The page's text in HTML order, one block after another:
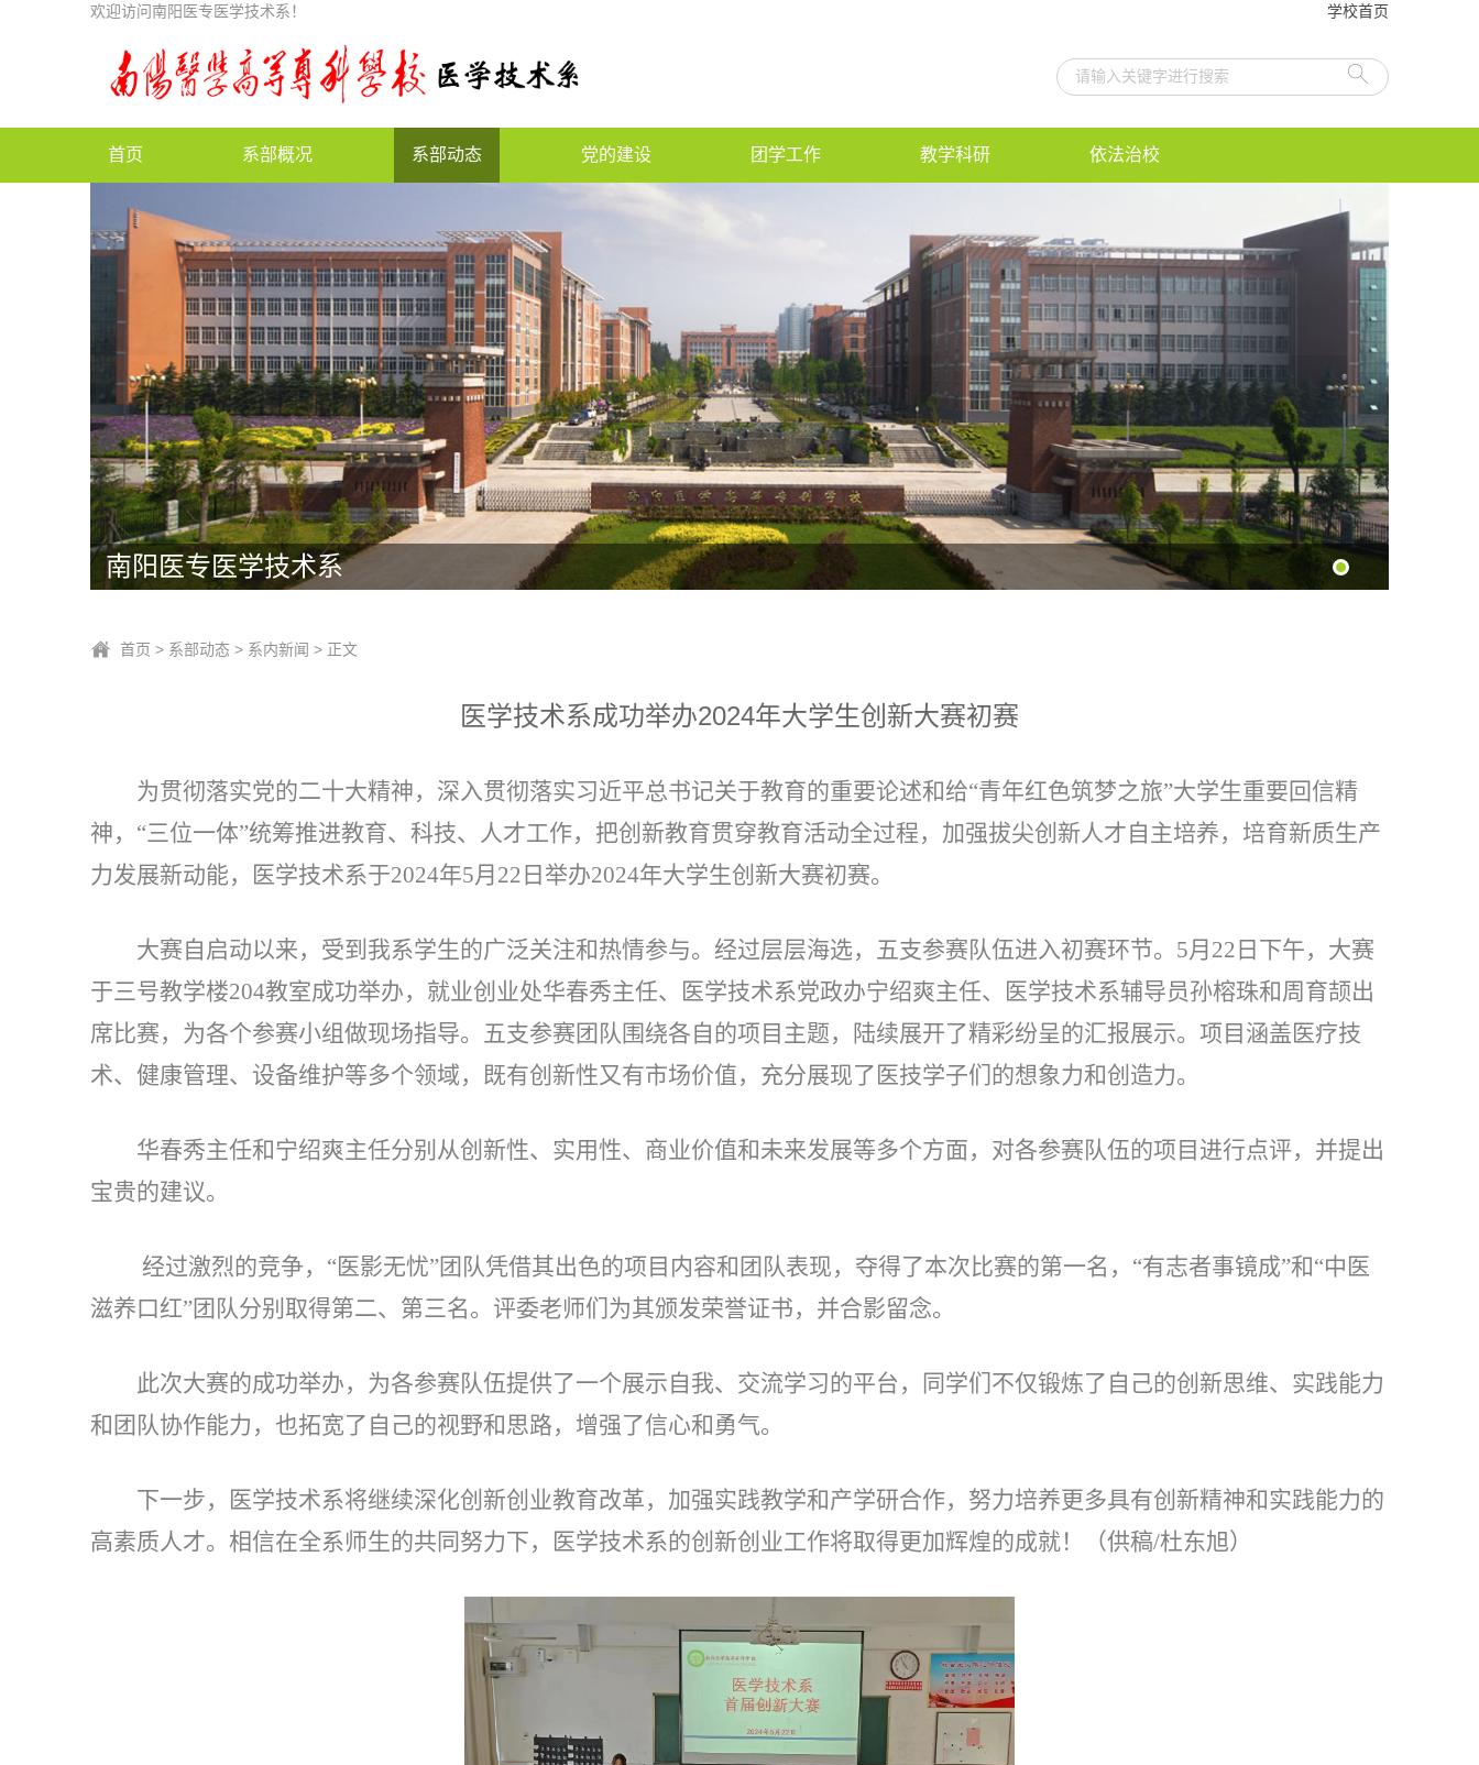
欢迎访问南阳医专医学技术系！ 学校首页
首页 系部概况 系部动态 党的建设 团学工作 教学科研 依法治校
南阳医专医学技术系
首页 > 系部动态 > 系内新闻 > 正文
医学技术系成功举办2024年大学生创新大赛初赛
为贯彻落实党的二十大精神，深入贯彻落实习近平总书记关于教育的重要论述和给“青年红色筑梦之旅”大学生重要回信精
神，“三位一体”统筹推进教育、科技、人才工作，把创新教育贯穿教育活动全过程，加强拔尖创新人才自主培养，培育新质生产
力发展新动能，医学技术系于2024年5月22日举办2024年大学生创新大赛初赛。
大赛自启动以来，受到我系学生的广泛关注和热情参与。经过层层海选，五支参赛队伍进入初赛环节。5月22日下午，大赛
于三号教学楼204教室成功举办，就业创业处华春秀主任、医学技术系党政办宁绍爽主任、医学技术系辅导员孙榕珠和周育颉出
席比赛，为各个参赛小组做现场指导。五支参赛团 队围绕各自的项目主题，陆续展开了精彩纷呈的汇报展示。项目涵盖医疗技
术、健康管理、设备维护等多个领域，既有创新性又有市场价值，充分展现了医技学子们的想象力和创造力。
华春秀主任和宁绍爽主任分别从创新性、实用性、商业价值和未来发展等多个方面，对各参赛队伍的项目进行点评，并提出
宝贵的建议。
经过激烈的竞争，“医影无忧”团队凭借其出色的项目内容和团队表现，夺得了本次比赛的第一名，“有志者事镜成”和“中医
滋养口红”团队分别取得第二、第三名。评委老师们为其颁发荣誉证书，并合影留念。
此次大赛的成功举办，为各参赛队伍提供了一个展示自我、交流学习的平台，同学们不仅锻炼了自己的创新思维、实践能力
和团队协作能力，也拓宽了自己的视野和思路，增强了信心和勇气。
下一步，医学技术系将继续深化创新创业教育改革，加强实践教学和产学研合作，努力培养更多具有创新精神和实践能力的
高素质人才。相信在全系师生的共同努力下，医学技术系的创新创业工作将取得更加辉煌的成就！（供稿/杜东旭）